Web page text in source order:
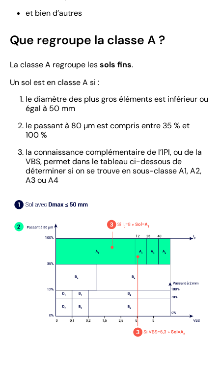
et bien d’autres
Que regroupe la classe A ?
La classe A regroupe lessols fins.
Un sol est en classe A si :
le diamètre des plus gros éléments est inférieur ou
égal à 50 mm
le passant à 80 µm est compris entre 35 % et
100 %
la connaissance complémentaire de l’IPI, ou de la
VBS, permet dans le tableau ci-dessous de
déterminer si on se trouve en sous-classe A1, A2,
A3 ou A4